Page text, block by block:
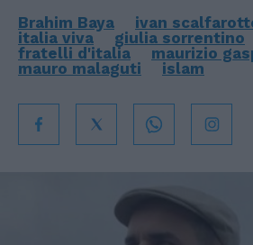
Brahim Baya ivan
italia viva
giulia sorrentino
fratelli d'italia
maurizio
mauro malaguti
islam